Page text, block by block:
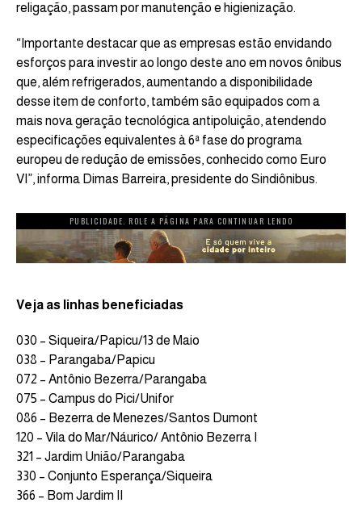
religação, passam por manutenção e higienização.
“Importante destacar que as empresas estão envidando
esforços para investir ao longo deste ano em novos ônibus
que, além refrigerados, aumentando a disponibilidade
desse item de conforto, também são equipados com a
mais nova geração tecnológica antipoluição, atendendo
especificações equivalentes à 6ª fase do programa
europeu de redução de emissões, conhecido como Euro
VI”, informa Dimas Barreira, presidente do Sindiônibus.
PUBLICIDADE. ROLE A PÁGINA PARA CONTINUAR LENDO
Veja as linhas beneficiadas
030 – Siqueira/Papicu/13 de Maio
038 – Parangaba/Papicu
072 – Antônio Bezerra/Parangaba
075 – Campus do Pici/Unifor
086 – Bezerra de Menezes/Santos Dumont
120 – Vila do Mar/Náurico/ Antônio Bezerra I
321 – Jardim União/Parangaba
330 – Conjunto Esperança/Siqueira
366 – Bom Jardim II